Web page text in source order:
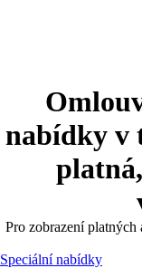
nabídky v
Pro zobrazení
Speciální nabídky